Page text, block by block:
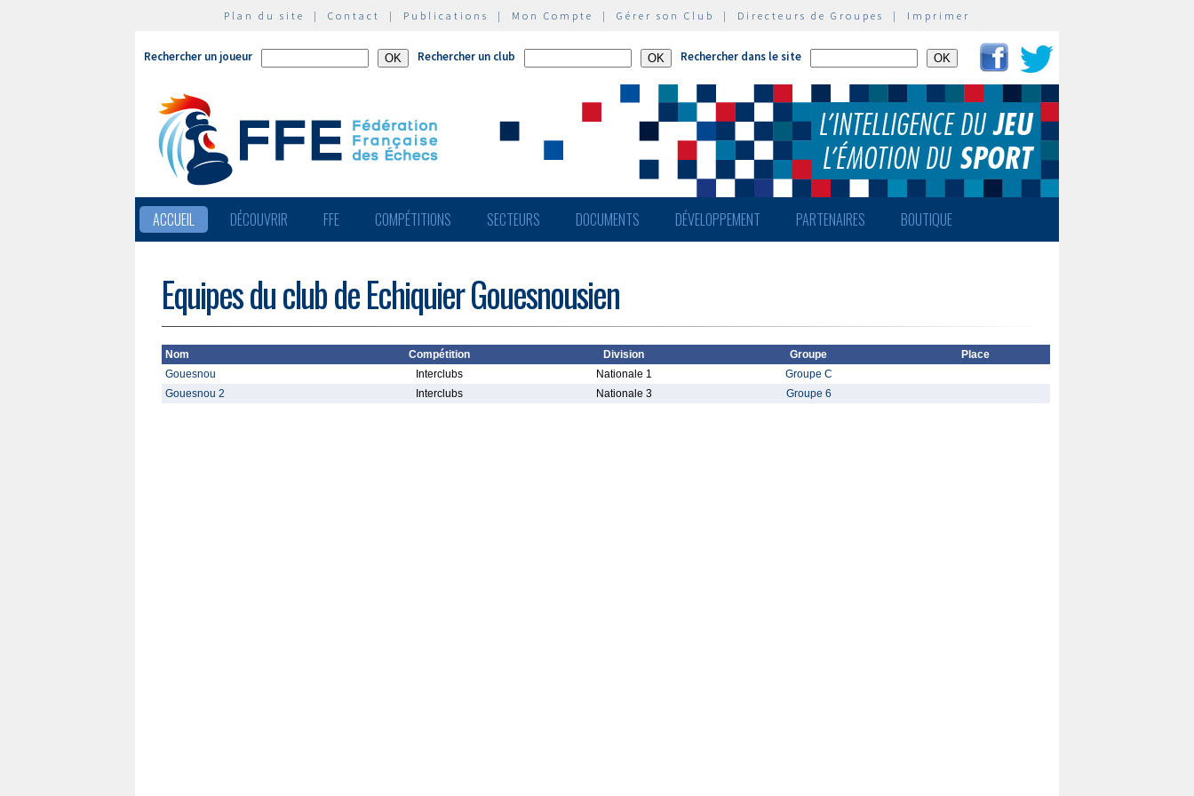
Plan du site | Contact | Publications | Mon Compte | Gérer son Club | Directeurs de Groupes | Imprimer
Rechercher un joueur Rechercher un club Rechercher dans le site
ACCUEIL DÉCOUVRIR FFE COMPÉTITIONS SECTEURS DOCUMENTS DÉVELOPPEMENT PARTENAIRES BOUTIQUE
Equipes du club de Echiquier Gouesnousien
Nom Compétition Division Groupe
Place
Gouesnou
Interclubs Nationale 1
Groupe C
Gouesnou 2
Interclubs Nationale 3 Groupe 6